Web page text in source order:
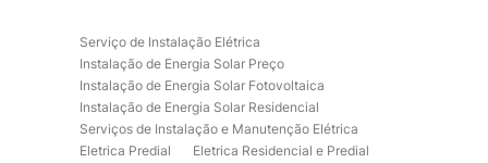
Serviço de Instalação Elétrica
Instalação de Energia Solar Preço
Instalação de Energia Solar Fotovoltaica
Instalação de Energia Solar Residencial
Serviços de Instalação e Manutenção Elétrica
Eletrica Predial
Eletrica Residencial e Predial